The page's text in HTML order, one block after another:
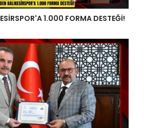
1.000 FORMA DESTEĞİ!